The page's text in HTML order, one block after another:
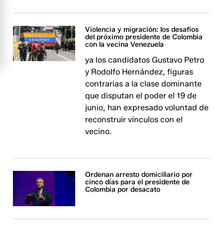
Violencia y migración: los desafíos
del próximo presidente de Colombia
con la vecina Venezuela
ya los candidatos Gustavo Petro
y Rodolfo Hernández, figuras
contrarias a la clase dominante
que disputan el poder el 19 de
junio, han expresado voluntad de
reconstruir vínculos con el
vecino.
Ordenan arresto domiciliario por
cinco días para el presidente de
Colombia por desacato